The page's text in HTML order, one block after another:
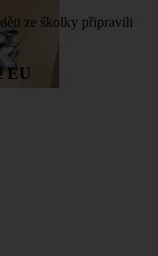
ze školky připravili
EU